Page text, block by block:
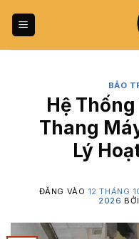
qua
BẢO
Hệ
Thang
Lý
ĐĂNG VÀO 12 THÁNG
2026 BỞI